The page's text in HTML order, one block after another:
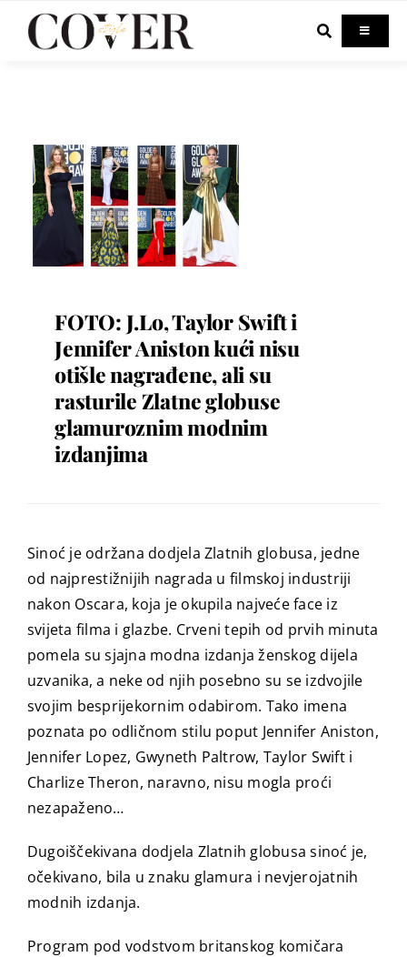
Toggle
Fashion
Lifestyle
Out & About
FOTO: J.Lo, Taylor Swift i
Jennifer Aniston kući nisu
otišle nagrađene, ali su
rasturile Zlatne globuse
glamuroznim modnim
izdanjima
Sinoć je održana dodjela Zlatnih globusa, jedne
od najprestižnijih nagrada u filmskoj industriji
nakon Oscara, koja je okupila najveće face iz
svijeta filma i glazbe. Crveni tepih od prvih minuta
pomela su sjajna modna izdanja ženskog dijela
uzvanika, a neke od njih posebno su se izdvojile
svojim besprijekornim odabirom. Tako imena
poznata po odličnom stilu poput Jennifer Aniston,
Jennifer Lopez, Gwyneth Paltrow, Taylor Swift i
Charlize Theron, naravno, nisu mogla proći
nezapaženo…
Dugoiščekivana dodjela Zlatnih globusa sinoć je,
očekivano, bila u znaku glamura i nevjerojatnih
modnih izdanja.
Program pod vodstvom britanskog komičara